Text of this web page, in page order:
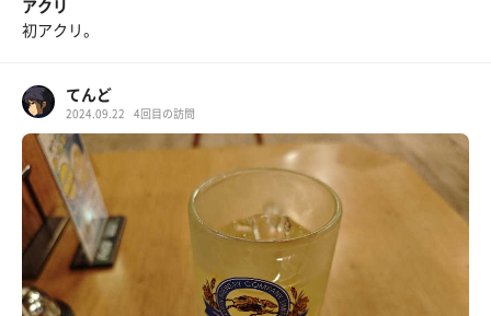
アクリ
初アクリ。
てんど
2024.09.22 4回目の訪問